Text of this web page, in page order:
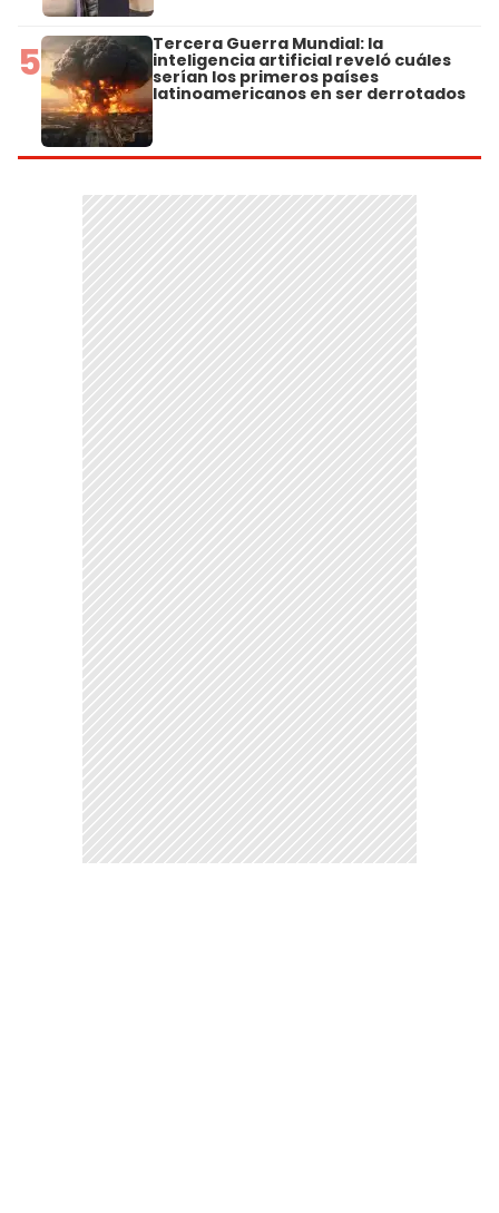
5 Tercera Guerra Mundial: la
inteligencia artificial reveló cuáles
serían los primeros países
latinoamericanos en ser derrotados